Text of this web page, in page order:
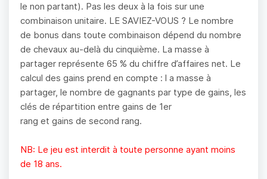
le non partant). Pas les deux à la fois sur une
combinaison unitaire. LE SAVIEZ-VOUS ? Le nombre
de bonus dans toute combinaison dépend du nombre
de chevaux au-delà du cinquième. La masse à
partager représente 65 % du chiffre d’affaires net. Le
calcul des gains prend en compte : l a masse à
partager, le nombre de gagnants par type de gains, les
clés de répartition entre gains de 1er
rang et gains de second rang.
NB: Le jeu est interdit à toute personne ayant moins
de 18 ans.